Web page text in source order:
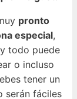
pronto
especial,
todo puede
o incluso
tener un
serán fáciles